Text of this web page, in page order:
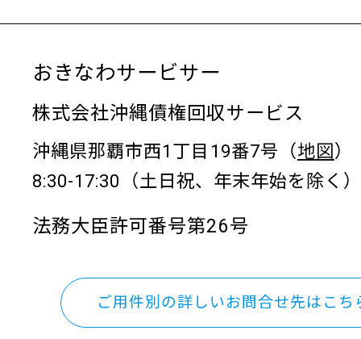
おきなわサービサー
株式会社沖縄債権回収サービス
沖縄県那覇市西1丁目19番7号（地図 ）
8:30-17:30（土日祝、年末年始を除く
法務大臣許可番号第26号
ご用件別の詳しいお問合せ先はこち